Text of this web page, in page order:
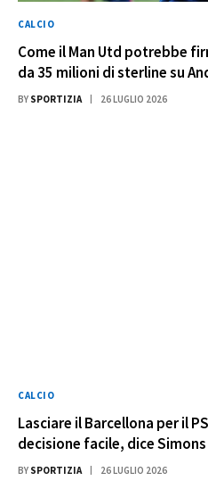
CALCIO
Come il Man Utd potrebbe
da 35 milioni di sterline su
BY SPORTIZIA 26 LUGLIO 2026
CALCIO
Lasciare il Barcellona per il
decisione facile, dice Simons
BY SPORTIZIA 26 LUGLIO 2026